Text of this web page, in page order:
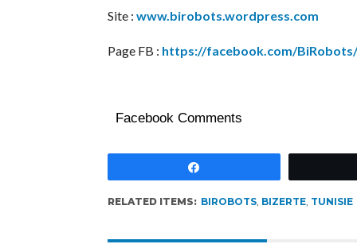
Site : www.birobots.wordpress.com
Page FB : https://facebook.com/BiRobots/
Facebook Comments
RELATED ITEMS: BIROBOTS, BIZERTE, TUNISIE